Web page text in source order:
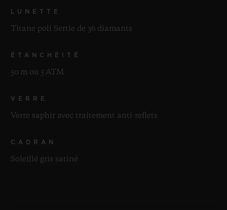
LUNETTE
Titane poli Sertie de 36 diamants
ÉTANCHÉITÉ
50 m ou 5 ATM
VERRE
Verre saphir avec traitement anti-reflets
CADRAN
Soleillé gris satiné